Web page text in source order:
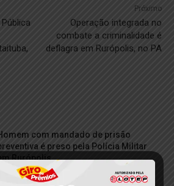
Próximo
Operação integrada no
combate a criminalidade é
deflagra em Rurópolis, no PA
com mandado de prisão
é preso pela Polícia Militar
Rurópolis
6 de agosto de 2026